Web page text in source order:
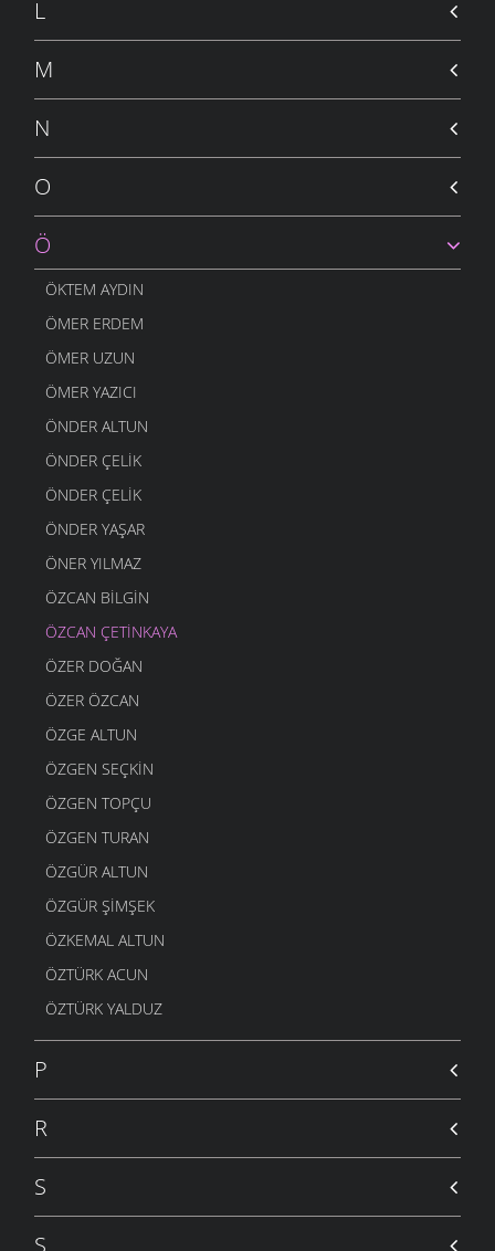
L
M
N
O
Ö
ÖKTEM AYDIN
ÖMER ERDEM
ÖMER UZUN
ÖMER YAZICI
ÖNDER ALTUN
ÖNDER ÇELIK
ÖNDER ÇELIK
ÖNDER YAŞAR
ÖNER YILMAZ
ÖZCAN BILGIN
ÖZCAN ÇETINKAYA
ÖZER DOĞAN
ÖZER ÖZCAN
ÖZGE ALTUN
ÖZGEN SEÇKIN
ÖZGEN TOPÇU
ÖZGEN TURAN
ÖZGÜR ALTUN
ÖZGÜR ŞIMŞEK
ÖZKEMAL ALTUN
ÖZTÜRK ACUN
ÖZTÜRK YALDUZ
P
R
S